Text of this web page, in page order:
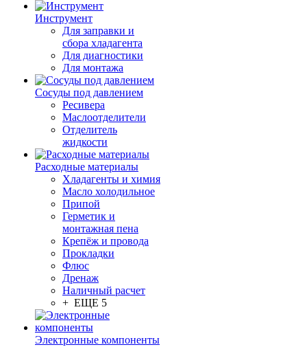
Инструмент
Для заправки и
сбора хладагента
Для диагностики
Для монтажа
Сосуды под давлением
Ресивера
Маслоотделители
Отделитель
жидкости
Расходные материалы
Хладагенты и химия
Масло холодильное
Припой
Герметик и
монтажная пена
Крепёж и провода
Прокладки
Флюс
Дренаж
Наличный расчет
+ ЕЩЕ 5
Электронные компоненты